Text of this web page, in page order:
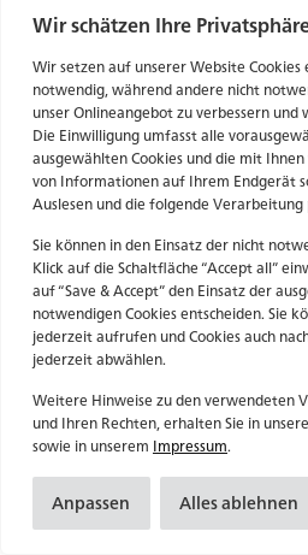
Wir schätzen Ihre
Wir setzen auf unserer Website Cookies
notwendig, während andere nicht
unser Onlineangebot zu verbessern
Die Einwilligung umfasst alle
ausgewählten Cookies und die mit
von Informationen auf Ihrem Endgerät
Auslesen und die folgende
Sie können in den Einsatz der nicht
Klick auf die Schaltfläche “Accept all”
auf “Save & Accept” den Einsatz der
notwendigen Cookies entscheiden. Sie
jederzeit aufrufen und Cookies auch
jederzeit abwählen.
Weitere Hinweise zu den verwendeten
und Ihren Rechten, erhalten Sie in
sowie in unserem Impressum.
Anpassen Alles ablehnen
74072 Heilbronn
→ Anfahrtsplan Heilbronn
Datenschutzerklärung
Impressum
Tel. Zentrale: +49 (69) 27273681
E-Mail: kontakt@forwerts.com
FFM – Friedensstraße 11
60311 Frankfurt am Main
→ Anfahrtsplan Frankfurt
HN – Gymnasiumstraße 35
74072 Heilbronn
→ Anfahrtsplan Heilbronn
Datenschutzerklärung
Impressum